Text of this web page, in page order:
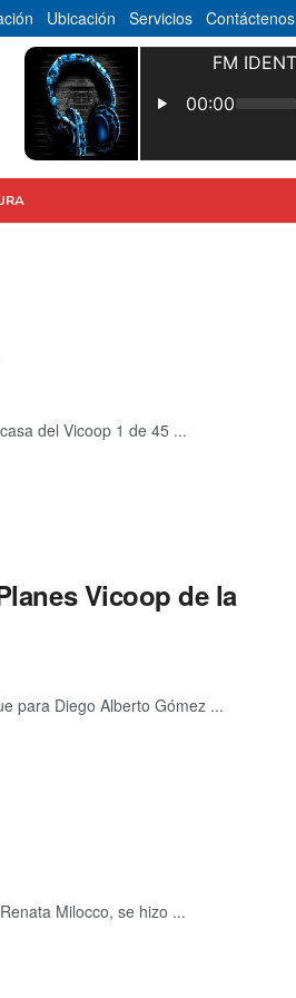
Ubicación Servicios Contáctenos
del Vicoop 1 de 45 ...
Vicoop de la
para Diego Alberto Gómez ...
Milocco, se hizo ...